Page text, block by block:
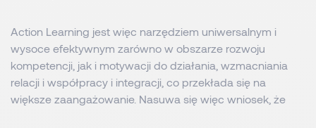
Action Learning jest więc narzędziem uniwersalnym i
wysoce efektywnym zarówno w obszarze rozwoju
kompetencji, jak i motywacji do działania, wzmacniania
relacji i współpracy i integracji, co przekłada się na
większe zaangażowanie. Nasuwa się więc wniosek, że